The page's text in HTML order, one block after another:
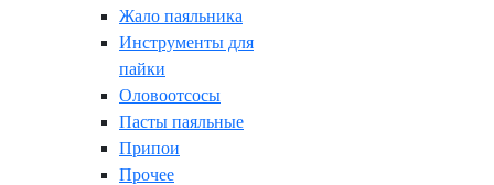
Жало паяльника
Инструменты для
пайки
Оловоотсосы
Пасты паяльные
Припои
Прочее